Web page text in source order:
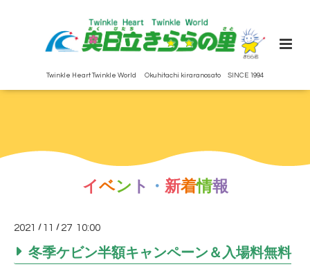
Twinkle Heart Twinkle World Okuhitachi kiraranosato SINCE 1994
イ ベン ト ・ 新着情報
2021 / 11 / 27 10:00
冬季ケビン半額キャンペーン＆入場料無料